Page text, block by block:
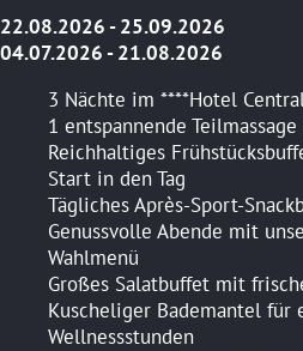
22.08.2026 - 25.09.2026
04.07.2026 - 21.08.2026
3 Nächte im ****Hotel
1 entspannende
Reichhaltiges
Start in den Tag
Tägliches Après-Sport-
Genussvolle Abende mit
Wahlmenü
Großes Salatbuffet mit
Kuscheliger Bademantel für
Wellnessstunden